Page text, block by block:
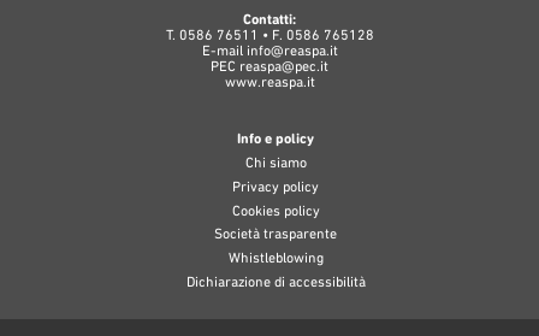
Contatti:
T. 0586 76511 • F. 0586 765128
E-mail info@reaspa.it
PEC reaspa@pec.it
www.reaspa.it
Info e policy
Chi siamo
Privacy policy
Cookies policy
Società trasparente
Whistleblowing
Dichiarazione di accessibilità